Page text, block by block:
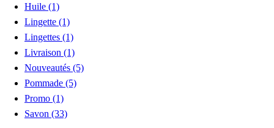
Huile (1)
Lingette (1)
Lingettes (1)
Livraison (1)
Nouveautés (5)
Pommade (5)
Promo (1)
Savon (33)